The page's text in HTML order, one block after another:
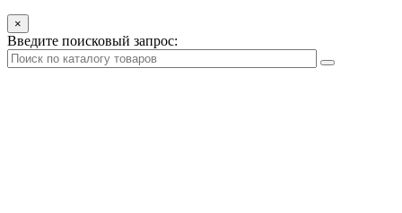
×
Введите поисковый запрос: